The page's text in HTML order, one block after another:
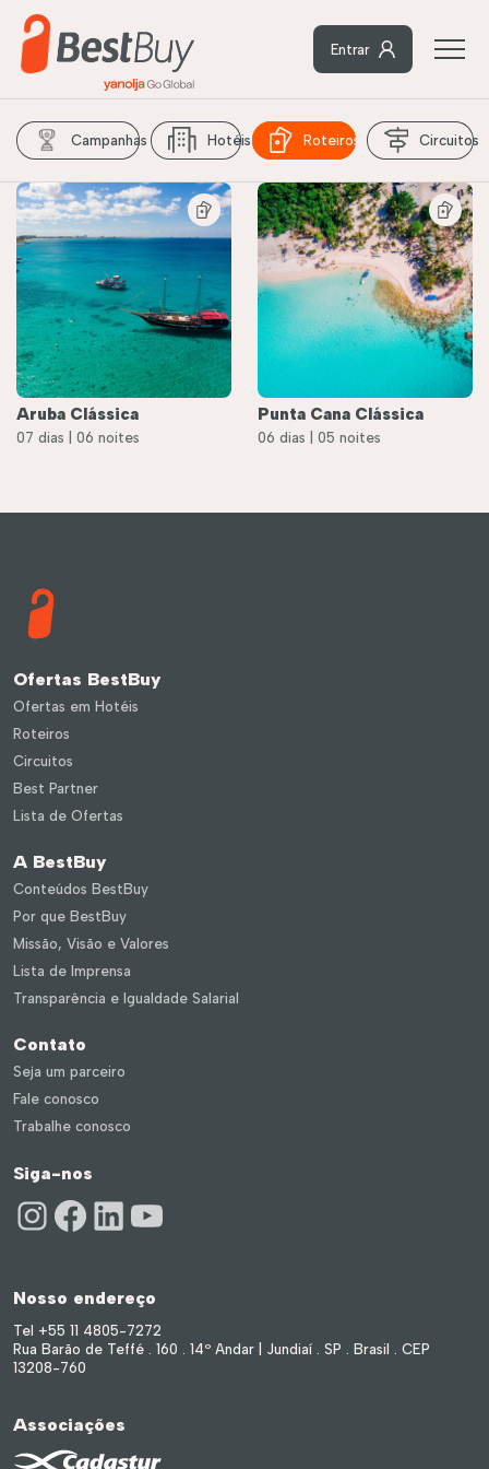
Entrar
Campanhas Hotéis Roteiros Circuitos
Aruba Clássica
07 dias | 06 noites
Punta Cana Clássica
06 dias | 05 noites
Ofertas BestBuy
Ofertas em Hotéis
Roteiros
Circuitos
Best Partner
Lista de Ofertas
A BestBuy
Conteúdos BestBuy
Por que BestBuy
Missão, Visão e Valores
Lista de Imprensa
Transparência e Igualdade Salarial
Contato
Seja um parceiro
Fale conosco
Trabalhe conosco
Siga-nos
Nosso endereço
Tel +55 11 4805-7272
Rua Barão de Teffé . 160 . 14º Andar | Jundiaí . SP . Brasil . CEP
13208-760
Associações